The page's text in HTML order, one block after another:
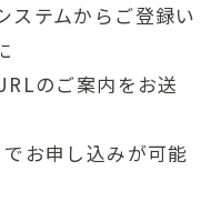
テムからご登録い
のご案内をお送
お申し込みが可能